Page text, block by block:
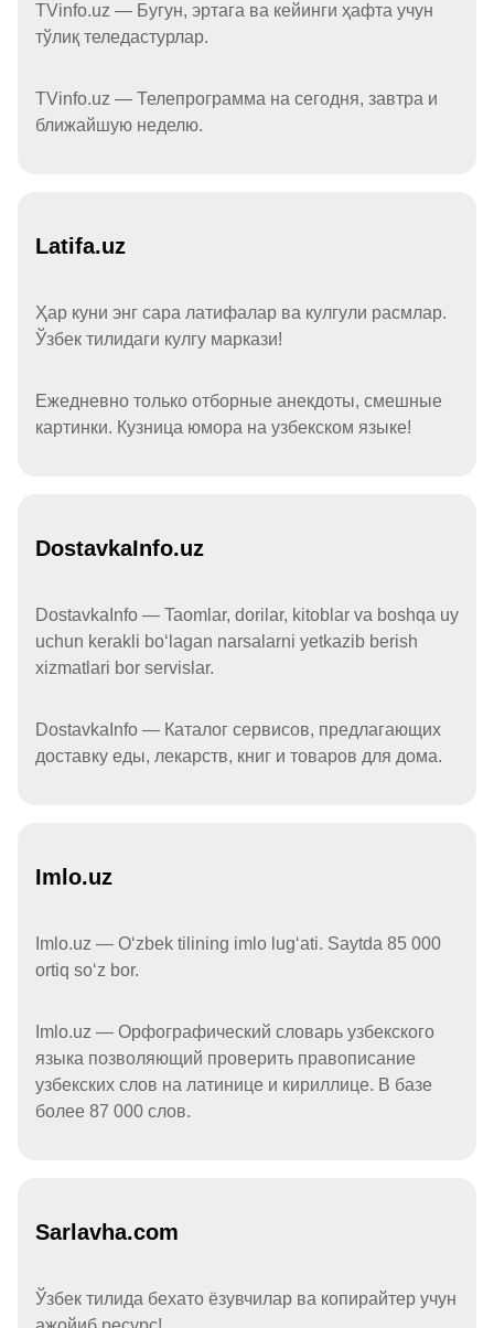
TVinfo.uz — Бугун, эртага ва кейинги ҳафта учун
тўлиқ теледастурлар.
TVinfo.uz — Телепрограмма на сегодня, завтра и
ближайшую неделю.
Latifa.uz
Ҳар куни энг сара латифалар ва кулгули расмлар.
Ўзбек тилидаги кулгу маркази!
Ежедневно только отборные анекдоты, смешные
картинки. Кузница юмора на узбекском языке!
DostavkaInfo.uz
DostavkaInfo — Taomlar, dorilar, kitoblar va boshqa uy
uchun kerakli boʻlagan narsalarni yetkazib berish
xizmatlari bor servislar.
DostavkaInfo — Каталог сервисов, предлагающих
доставку еды, лекарств, книг и товаров для дома.
Imlo.uz
Imlo.uz — Oʻzbek tilining imlo lugʻati. Saytda 85 000
ortiq soʻz bor.
Imlo.uz — Орфографический словарь узбекского
языка позволяющий проверить правописание
узбекских слов на латинице и кириллице. В базе
более 87 000 слов.
Sarlavha.com
Ўзбек тилида бехато ёзувчилар ва копирайтер учун